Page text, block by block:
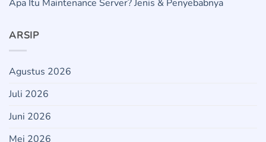
Apa Itu Maintenance Server? Jenis & Penyebabnya
ARSIP
Agustus 2026
Juli 2026
Juni 2026
Mei 2026